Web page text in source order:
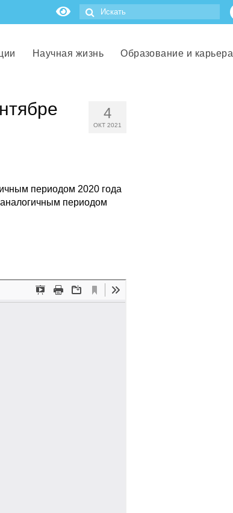
Научная жизнь Образование и карьера
4
ОКТ 2021
периодом 2020 года
периодом